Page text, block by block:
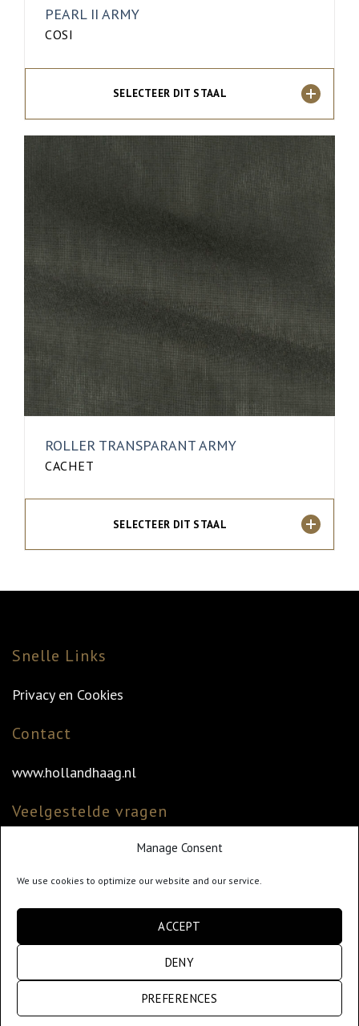
Manage Consent
We use cookies to optimize our website and our service.
ACCEPT
DENY
PREFERENCES
PEARL II ARMY
COSI
SELECTEER DIT STAAL
ROLLER TRANSPARANT ARMY
CACHET
SELECTEER DIT STAAL
Snelle Links
Privacy en Cookies
Contact
www.hollandhaag.nl
Veelgestelde vragen
Veelgestelde vragen
Klantenservice
info@hollandhaag.nl